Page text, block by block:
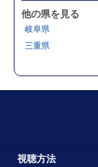
他の県を見る
岐阜県
三重県
視聴方法